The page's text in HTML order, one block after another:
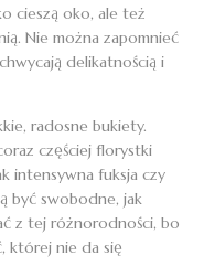
cieszą oko, ale też
Nie można zapomnieć
delikatnością i
radosne bukiety.
częściej florystki
intensywna fuksja czy
być swobodne, jak
z tej różnorodności, bo
której nie da się